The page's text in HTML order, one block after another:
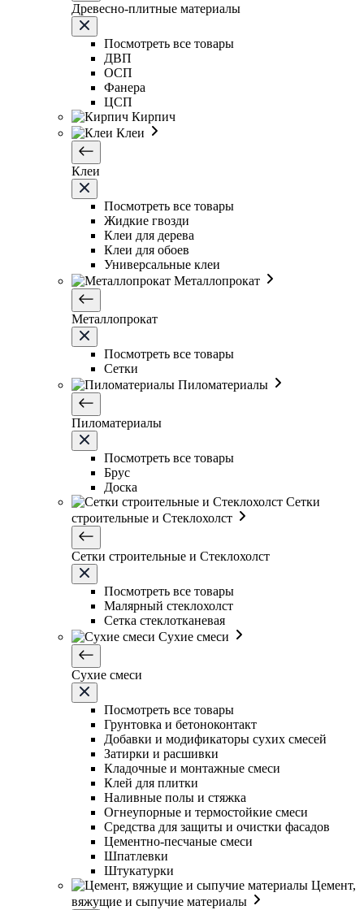
Древесно-плитные материалы
Посмотреть все товары
ДВП
ОСП
Фанера
ЦСП
Кирпич
Клеи
Клеи
Посмотреть все товары
Жидкие гвозди
Клеи для дерева
Клеи для обоев
Универсальные клеи
Металлопрокат
Металлопрокат
Посмотреть все товары
Сетки
Пиломатериалы
Пиломатериалы
Посмотреть все товары
Брус
Доска
Сетки
строительные и Стеклохолст
Сетки строительные и Стеклохолст
Посмотреть все товары
Малярный стеклохолст
Сетка стеклотканевая
Сухие смеси
Сухие смеси
Посмотреть все товары
Грунтовка и бетоноконтакт
Добавки и модификаторы сухих смесей
Затирки и расшивки
Кладочные и монтажные смеси
Клей для плитки
Наливные полы и стяжка
Огнеупорные и термостойкие смеси
Средства для защиты и очистки фасадов
Цементно-песчаные смеси
Шпатлевки
Штукатурки
Цемент,
вяжущие и сыпучие материалы